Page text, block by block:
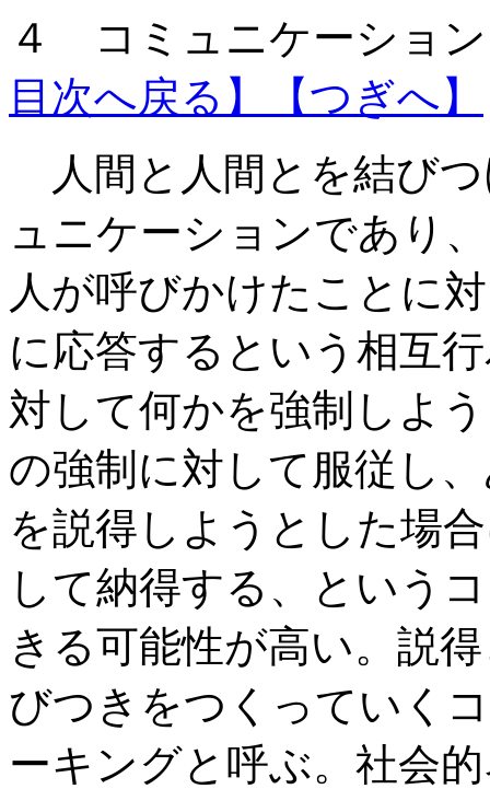
４ コミュニケーショ
目次へ戻る】
【つぎへ】
人間と人間とを結び
ュニケーションであり
人が呼びかけたことに
に応答するという相互
対して何かを強制しよ
の強制に対して服従し
を説得しようとした場
して納得する、という
きる可能性が高い。説
びつきをつくっていく
ーキングと呼ぶ。社会